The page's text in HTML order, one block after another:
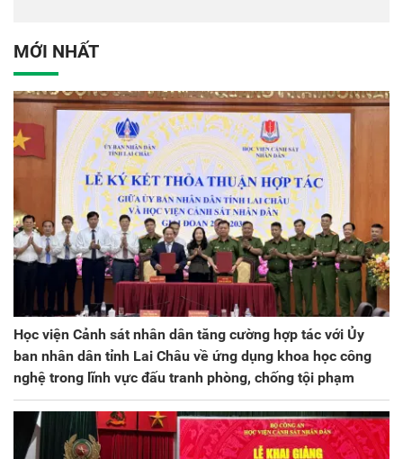
MỚI NHẤT
Học viện Cảnh sát nhân dân tăng cường hợp tác với Ủy
ban nhân dân tỉnh Lai Châu về ứng dụng khoa học công
nghệ trong lĩnh vực đấu tranh phòng, chống tội phạm